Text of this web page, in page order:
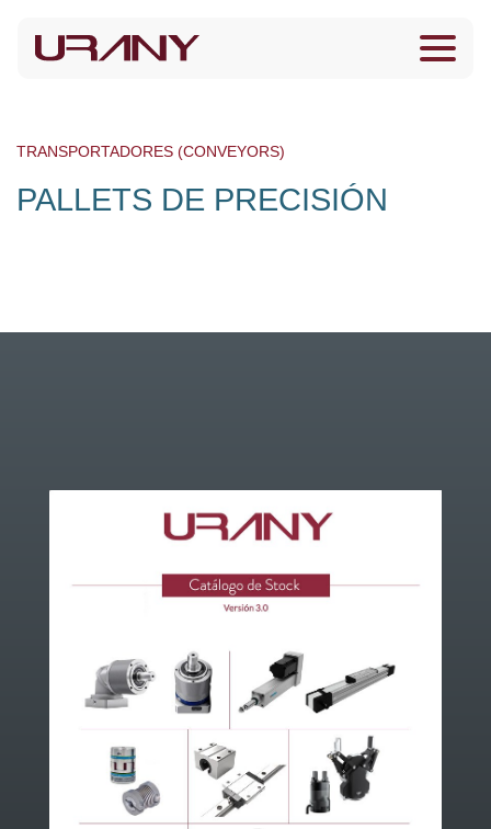
TRANSPORTADORES (CONVEYORS)
PALLETS DE PRECISIÓN